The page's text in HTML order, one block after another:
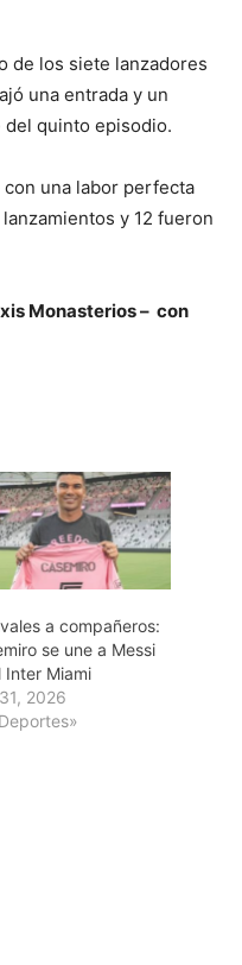
de los siete lanzadores
una entrada y un
quinto episodio.
una labor perfecta
y 12 fueron
Monasterios – con
a compañeros:
se une a Messi
Inter Miami
2026